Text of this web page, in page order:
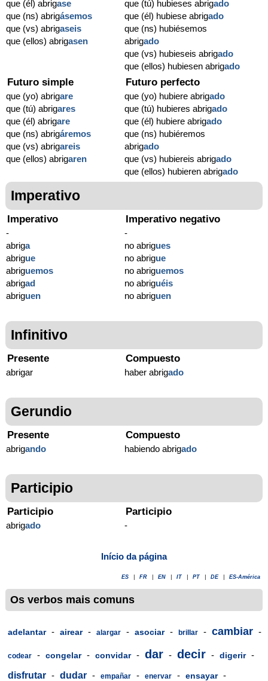
que (él) abrigase
que (ns) abrigásemos
que (vs) abrigaseis
que (ellos) abrigasen
que (tú) hubieses abrigado
que (él) hubiese abrigado
que (ns) hubiésemos
abrigado
que (vs) hubieseis abrigado
que (ellos) hubiesen abrigado
Futuro simple
que (yo) abrigare
que (tú) abrigares
que (él) abrigare
que (ns) abrigáremos
que (vs) abrigareis
que (ellos) abrigaren
Futuro perfecto
que (yo) hubiere abrigado
que (tú) hubieres abrigado
que (él) hubiere abrigado
que (ns) hubiéremos
abrigado
que (vs) hubiereis abrigado
que (ellos) hubieren abrigado
Imperativo
Imperativo
-
abriga
abrigue
abriguemos
abrigad
abriguen
Imperativo negativo
-
no abrigues
no abrigue
no abriguemos
no abriguéis
no abriguen
Infinitivo
Presente
abrigar
Compuesto
haber abrigado
Gerundio
Presente
abrigando
Compuesto
habiendo abrigado
Participio
Participio
abrigado
Participio
-
Início da página
ES FR EN IT PT DE ES-América
Os verbos mais comuns
adelantar - airear - alargar - asociar - brillar - cambiar -
codear - congelar - convidar - dar - decir - digerir -
disfrutar - dudar - empañar - enervar - ensayar -